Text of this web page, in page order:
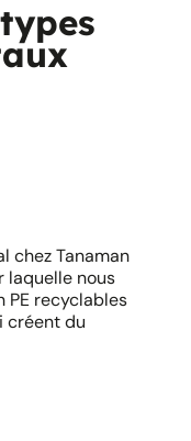
chez Tanaman
laquelle nous
PE recyclables
créent du